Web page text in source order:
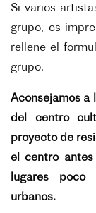
Si varios
grupo, es
rellene el
grupo.
Aconsejamos a
del centro
proyecto de
el centro
lugares poco
urbanos.